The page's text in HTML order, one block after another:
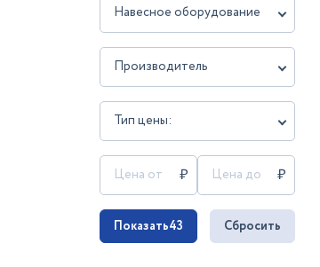
Навесное оборудование
Производитель
Тип цены:
Показать43 Сбросить